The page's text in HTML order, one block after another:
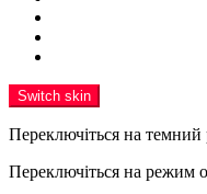
Switch skin
Переключіться на
Переключіться на режим